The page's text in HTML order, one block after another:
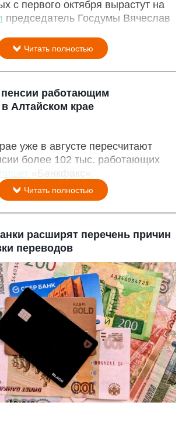
с первого октября вырастут на
председатель Госдумы Вячеслав
Читать полностью
работающим
Алтайском крае
уже в августе пересчитают
более 102 тыс. работающих
«Банкфакс».
Читать полностью
расширят перечень причин
переводов